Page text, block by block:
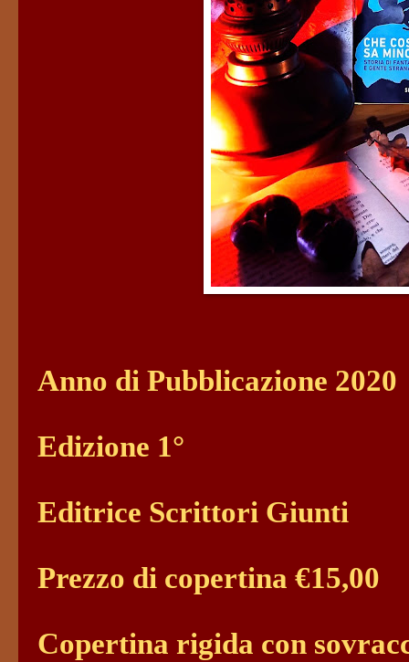
Anno di Pubblicazione 2020
Edizione 1°
Editrice Scrittori Giunti
Prezzo di copertina €15,00
Copertina rigida con